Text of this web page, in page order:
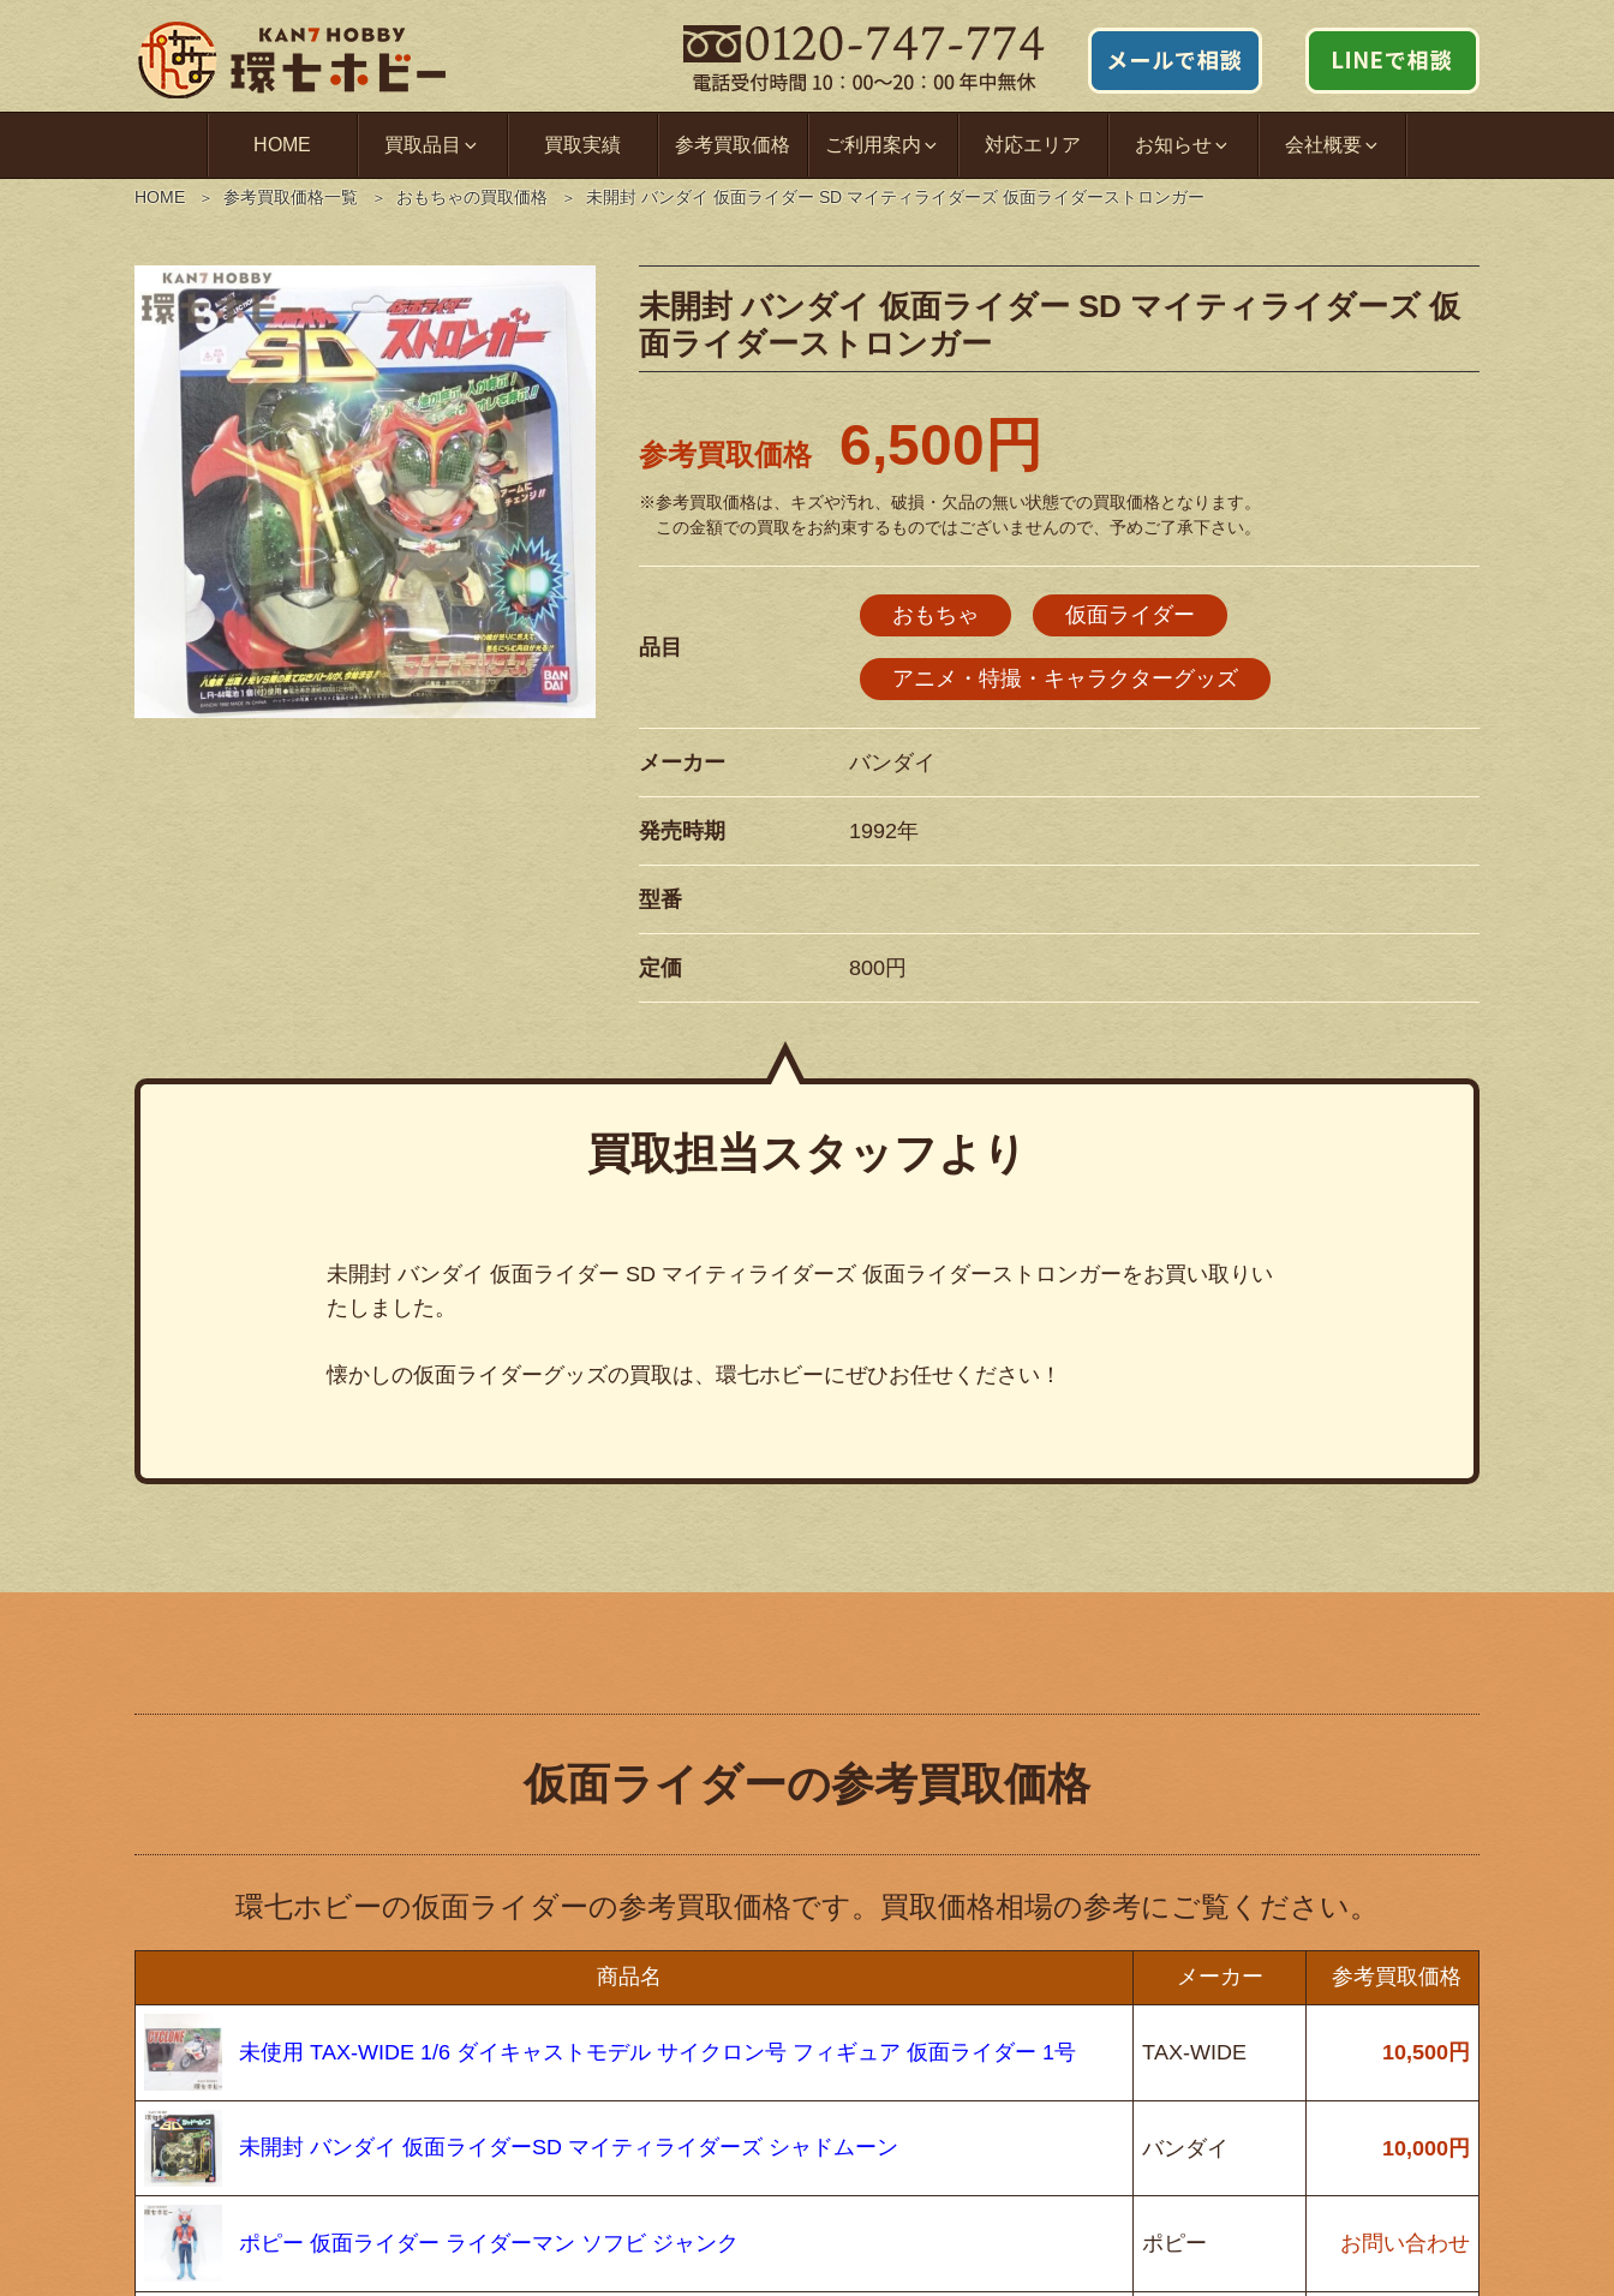
HOME 買取品目 買取実績 参考買取価格 ご利用案内 対応エリア お知らせ 会社概要
HOME 参考買取価格一覧 おもちゃの買取価格 未開封 バンダイ 仮面ライダー SD マイティライダーズ 仮面ライダーストロンガー
未開封 バンダイ 仮面ライダー SD マイティライダーズ 仮
面ライダーストロンガー
参考買取価格 6,500円
※参考買取価格は、キズや汚れ、破損・欠品の無い状態での買取価格となります。
この金額での買取をお約束するものではございませんので、予めご了承下さい。
品目
おもちゃ 仮面ライダー
アニメ・特撮・キャラクターグッズ
メーカー バンダイ
発売時期 1992年
型番
定価 800円
買取担当スタッフより
未開封 バンダイ 仮面ライダー SD マイティライダーズ 仮面ライダーストロンガーをお買い取りい
たしました。
懐かしの仮面ライダーグッズの買取は、環七ホビーにぜひお任せください！
仮面ライダーの参考買取価格
環七ホビーの仮面ライダーの参考買取価格です。買取価格相場の参考にご覧ください。
商品名 メーカー 参考買取価格
未使用 TAX-WIDE 1/6 ダイキャストモデル サイクロン号 フィギュア 仮面ライダー 1号 TAX-WIDE 10,500円
未開封 バンダイ 仮面ライダーSD マイティライダーズ シャドムーン バンダイ 10,000円
ポピー 仮面ライダー ライダーマン ソフビ ジャンク ポピー お問い合わせ